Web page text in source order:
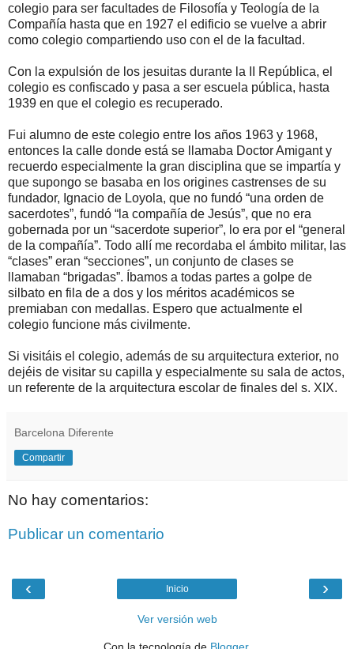
colegio para ser facultades de Filosofía y Teología de la
Compañía hasta que en 1927 el edificio se vuelve a abrir
como colegio compartiendo uso con el de la facultad.
Con la expulsión de los jesuitas durante la II República, el
colegio es confiscado y pasa a ser escuela pública, hasta
1939 en que el colegio es recuperado.
Fui alumno de este colegio entre los años 1963 y 1968,
entonces la calle donde está se llamaba Doctor Amigant y
recuerdo especialmente la gran disciplina que se impartía y
que supongo se basaba en los origines castrenses de su
fundador, Ignacio de Loyola, que no fundó “una orden de
sacerdotes”, fundó “la compañía de Jesús”, que no era
gobernada por un “sacerdote superior”, lo era por el “general
de la compañía”. Todo allí me recordaba el ámbito militar, las
“clases” eran “secciones”, un conjunto de clases se
llamaban “brigadas”. Íbamos a todas partes a golpe de
silbato en fila de a dos y los méritos académicos se
premiaban con medallas. Espero que actualmente el
colegio funcione más civilmente.
Si visitáis el colegio, además de su arquitectura exterior, no
dejéis de visitar su capilla y especialmente su sala de actos,
un referente de la arquitectura escolar de finales del s. XIX.
Barcelona Diferente
Compartir
No hay comentarios:
Publicar un comentario
‹ ›
Inicio
Ver versión web
Con la tecnología de Blogger.